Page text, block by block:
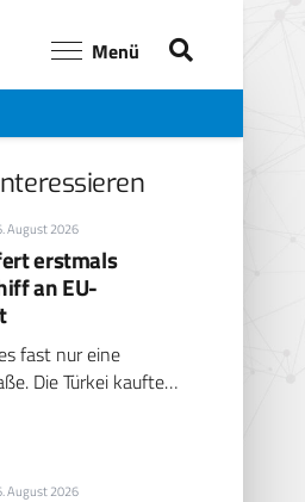
Menü
August 2026
erstmals
an EU-
fast nur eine
Die Türkei kaufte…
August 2026